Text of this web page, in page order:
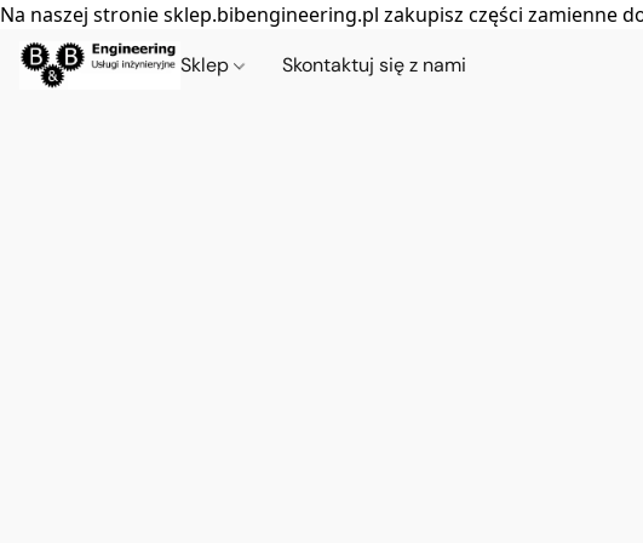
Na naszej stronie sklep.bibengineering.pl zakupisz części zamienne
Sklep Skontaktuj się z nami